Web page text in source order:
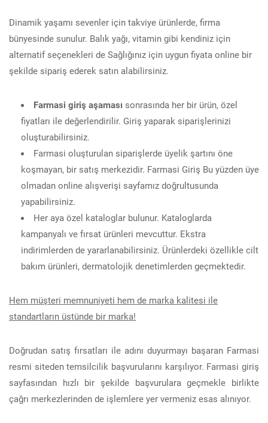
Dinamik yaşamı sevenler için takviye ürünlerde, firma
bünyesinde sunulur. Balık yağı, vitamin gibi kendiniz için
alternatif seçenekleri de Sağlığınız için uygun fiyata online bir
şekilde sipariş ederek satın alabilirsiniz.
Farmasi giriş aşaması sonrasında her bir ürün, özel
fiyatları ile değerlendirilir. Giriş yaparak siparişlerinizi
oluşturabilirsiniz.
Farmasi oluşturulan siparişlerde üyelik şartını öne
koşmayan, bir satış merkezidir. Farmasi Giriş Bu yüzden üye
olmadan online alışverişi sayfamız doğrultusunda
yapabilirsiniz.
Her aya özel kataloglar bulunur. Kataloglarda
kampanyalı ve fırsat ürünleri mevcuttur. Ekstra
indirimlerden de yararlanabilirsiniz. Ürünlerdeki özellikle cilt
bakım ürünleri, dermatolojik denetimlerden geçmektedir.
Hem müşteri memnuniyeti hem de marka kalitesi ile
standartların üstünde bir marka!
Doğrudan satış fırsatları ile adını duyurmayı başaran Farmasi
resmi siteden temsilcilik başvurularını karşılıyor. Farmasi giriş
sayfasından hızlı bir şekilde başvurulara geçmekle birlikte
çağrı merkezlerinden de işlemlere yer vermeniz esas alınıyor.